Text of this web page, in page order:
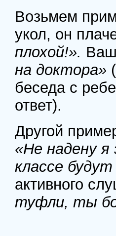
Возьмем
укол, он
плохой!».
на доктора»
беседа с
ответ).
Другой
«Не надену
классе
активного
туфли, ты